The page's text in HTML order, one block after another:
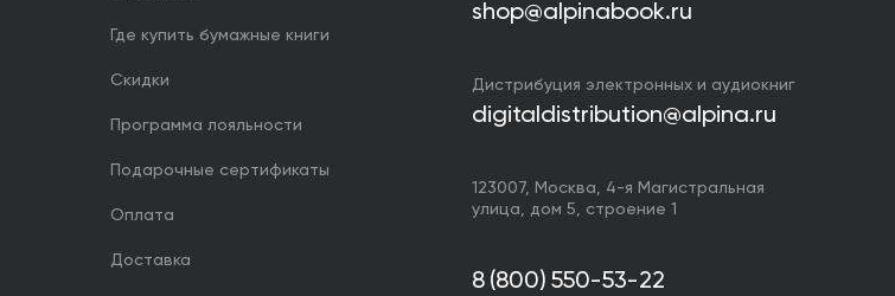
Где купить бумажные книги
Скидки
Программа лояльности
Подарочные сертификаты
Оплата
Доставка
shop@alpinabook.ru
Дистрибуция электронных и аудиокниг
digitaldistribution@alpina.ru
123007, Москва, 4-я Магистральная
улица, дом 5, строение 1
8 (800) 550-53-22